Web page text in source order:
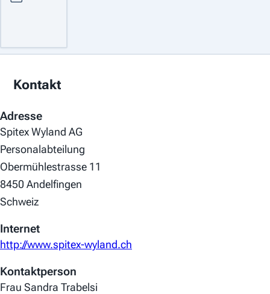
Kontakt
Adresse
Spitex Wyland AG
Personalabteilung
Obermühlestrasse 11
8450 Andelfingen
Schweiz
Internet
http://www.spitex-wyland.ch
Kontaktperson
Frau Sandra Trabelsi